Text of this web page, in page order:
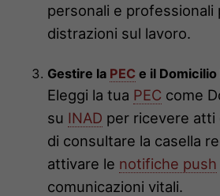
personali e professionali
distrazioni sul lavoro.
Gestire la PEC e il Domicilio
Eleggi la tua PEC come
su INAD per ricevere atti
di consultare la casella
attivare le notifiche push
comunicazioni vitali.